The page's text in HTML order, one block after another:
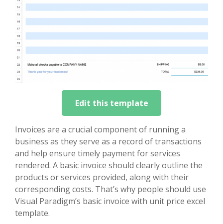
Edit this template
Invoices are a crucial component of running a
business as they serve as a record of transactions
and help ensure timely payment for services
rendered. A basic invoice should clearly outline the
products or services provided, along with their
corresponding costs. That’s why people should use
Visual Paradigm’s basic invoice with unit price excel
template.